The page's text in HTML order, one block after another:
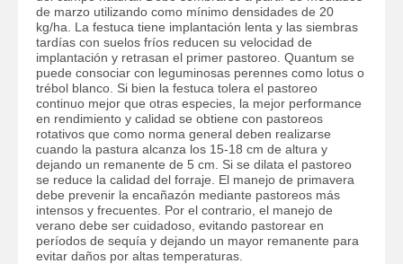
de marzo utilizando como mínimo densidades de 20
kg/ha. La festuca tiene implantación lenta y las siembras
tardías con suelos fríos reducen su velocidad de
implantación y retrasan el primer pastoreo. Quantum se
puede consociar con leguminosas perennes como lotus o
trébol blanco. Si bien la festuca tolera el pastoreo
continuo mejor que otras especies, la mejor performance
en rendimiento y calidad se obtiene con pastoreos
rotativos que como norma general deben realizarse
cuando la pastura alcanza los 15-18 cm de altura y
dejando un remanente de 5 cm. Si se dilata el pastoreo
se reduce la calidad del forraje. El manejo de primavera
debe prevenir la encañazón mediante pastoreos más
intensos y frecuentes. Por el contrario, el manejo de
verano debe ser cuidadoso, evitando pastorear en
períodos de sequía y dejando un mayor remanente para
evitar daños por altas temperaturas.